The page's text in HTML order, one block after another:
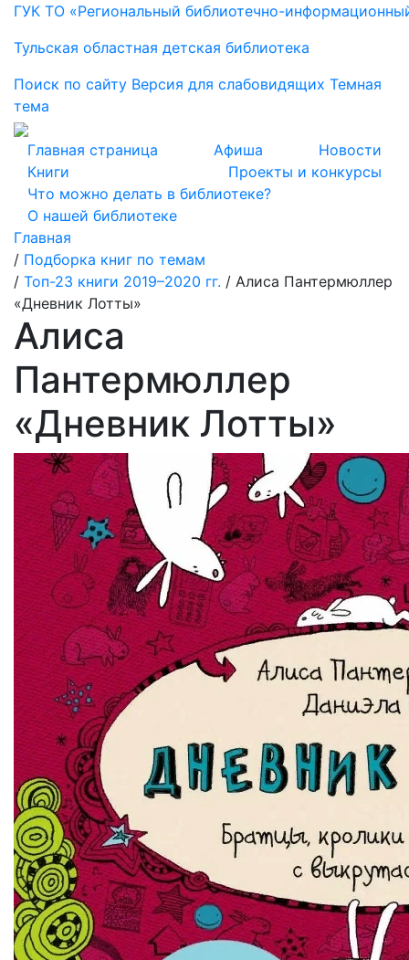
ГУК ТО «Региональный библиотечно-
Тульская областная детская библиотека
Поиск по сайту Версия для слабовидящих Темная
тема
Главная страница Афиша
Новости
Книги
Проекты и конкурсы
Что можно делать в библиотеке?
О нашей библиотеке
Главная
/ Подборка книг по темам
/ Топ-23 книги 2019–2020 гг. / Алиса Пантермюллер
«Дневник Лотты»
Алиса
Пантермюллер
«Дневник Лотты»